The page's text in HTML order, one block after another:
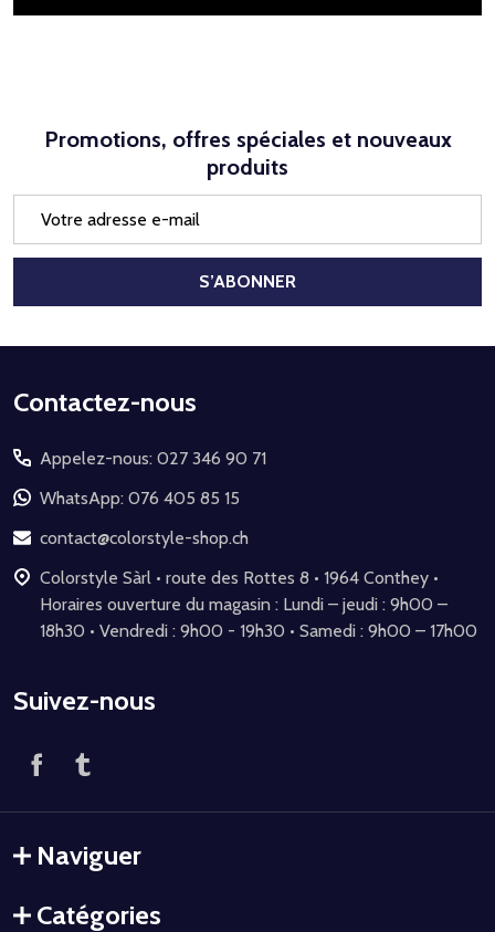
Promotions, offres spéciales et nouveaux
produits
mail
S’ABONNER
Début
pied
de
page
Contactez-nous
Appelez-nous: 027 346 90 71
WhatsApp: 076 405 85 15
contact@colorstyle-shop.ch
Colorstyle Sàrl • route des Rottes 8 • 1964 Conthey •
Horaires ouverture du magasin : Lundi – jeudi : 9h00 –
18h30 • Vendredi : 9h00 - 19h30 • Samedi : 9h00 – 17h00
Suivez-nous
Naviguer
Catégories